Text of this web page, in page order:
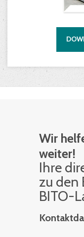
Wir
weiter!
Ihre
zu den
BITO-